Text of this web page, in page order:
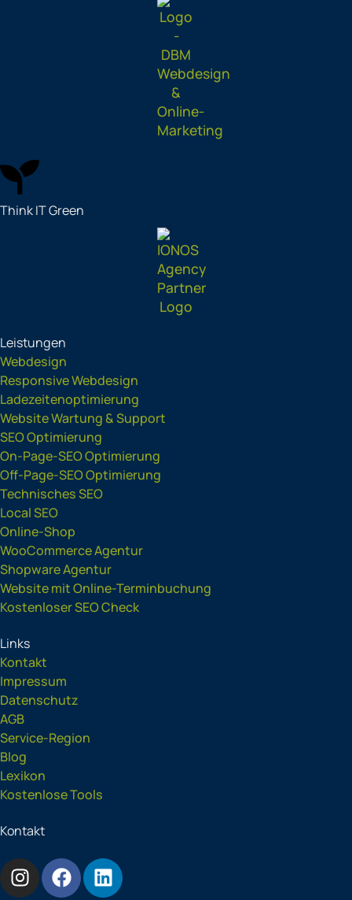
Think IT Green
Leistungen
Webdesign
Responsive Webdesign
Ladezeitenoptimierung
Website Wartung & Support
SEO Optimierung
On-Page-SEO Optimierung
Off-Page-SEO Optimierung
Technisches SEO
Local SEO
Online-Shop
WooCommerce Agentur
Shopware Agentur
Website mit Online-Terminbuchung
Kostenloser SEO Check
Links
Kontakt
Impressum
Datenschutz
AGB
Service-Region
Blog
Lexikon
Kostenlose Tools
Kontakt
I
n
F
a
L
i